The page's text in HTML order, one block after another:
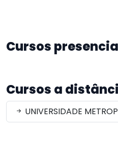
Cursos
Cursos a
UNIVERSIDADE